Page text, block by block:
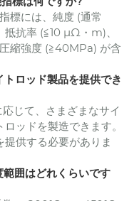
標には、純度 (通常
抵抗率 (≦10 μΩ・m)、
縮強度 (≧40MPa) が含
ロッド製品を提供でき
じて、さまざまなサイ
ッドを製造できます。
供する必要がありま
囲はどれくらいです